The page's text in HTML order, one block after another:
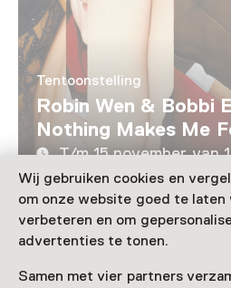
Wij gebruiken cookies en
om onze website goed te laten
verbeteren en om
advertenties te tonen.
Samen met vier partners
Tentoonstelling
Robin Wen & Bobbi
Nothing Makes Me
T/m 15 november van
Laad